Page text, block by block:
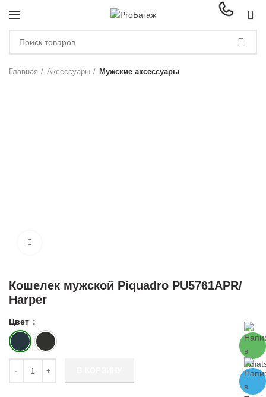
Главная Аксессуары Мужские аксессуары
Кошелек мужской Piquadro PU5761APR/
Harper
Цвет